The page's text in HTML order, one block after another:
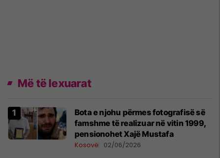
Më të lexuarat
Bota e njohu përmes fotografisë së
famshme të realizuar në vitin 1999,
pensionohet Xajë Mustafa
Kosovë 02/06/2026